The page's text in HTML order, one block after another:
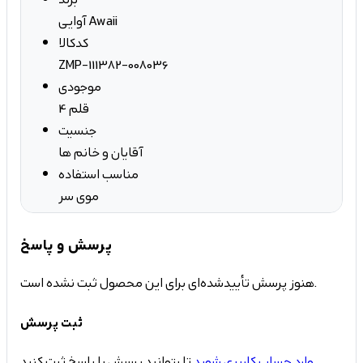
آوایی Awaii
کدکالا
ZMP-111382-008036
موجودی
4 قلم
جنسیت
آقایان و خانم ها
مناسب استفاده
موی سر
پرسش و پاسخ
هنوز پرسش تأییدشده‌ای برای این محصول ثبت نشده است.
ثبت پرسش